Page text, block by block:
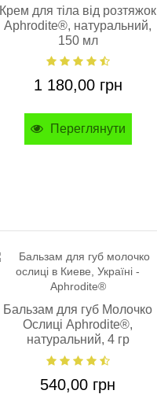
Крем для тіла від розтяжок
Aphrodite®, натуральний,
150 мл
1 180,00 грн
Переглянути
Бальзам для губ Молочко
Ослиці Aphrodite®,
натуральний, 4 гр
540,00 грн